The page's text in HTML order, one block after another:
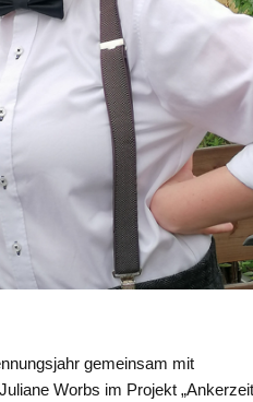
gemeinsam mit
Worbs im Projekt